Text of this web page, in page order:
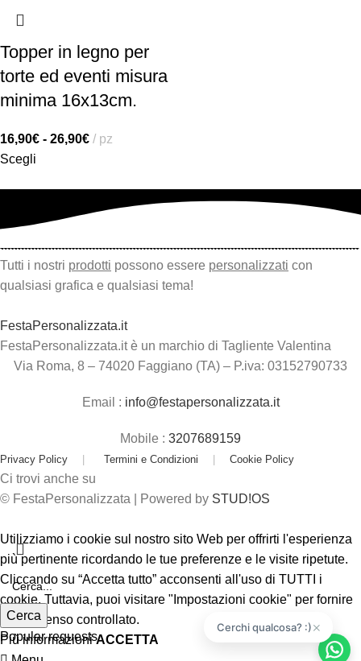
Topper in legno per
torte ed eventi misura
minima 16x13cm.
16,90€ - 26,90€
pz
Scegli
Tutti i nostri prodotti possono essere personalizzati con
qualsiasi grafica e qualsiasi tema!
FestaPersonalizzata.it
FestaPersonalizzata.it è un marchio di Tagliente Valentina
Via Roma, 8 – 74020 Faggiano (TA) – P.iva: 03152790733
Email : info@festapersonalizzata.it
Mobile : 3207689159
Privacy Policy | Termini e Condizioni | Cookie Policy
Ci trovi anche su
© FestaPersonalizzata | Powered by STUD!OS
Cerca
Popular requests
Utilizziamo i cookie sul nostro sito Web per offrirti l'esperienza
più pertinente ricordando le tue preferenze e le visite ripetute.
Cliccando su “Accetta tutto” acconsenti all'uso di TUTTI i
cookie. Tuttavia, puoi visitare "Impostazioni cookie" per fornire
un consenso controllato.
Più informazioniACCETTA
×
Cerchi qualcosa? :)